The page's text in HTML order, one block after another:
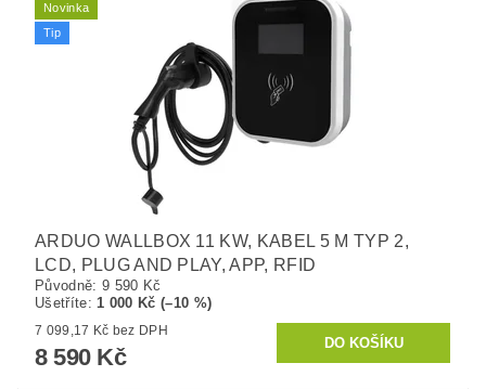
Novinka
Tip
ARDUO WALLBOX 11 KW, KABEL 5 M TYP 2,
LCD, PLUG AND PLAY, APP, RFID
Původně: 9 590 Kč
Ušetříte:1 000 Kč (–10 %)
7 099,17 Kč bez DPH
8 590 Kč